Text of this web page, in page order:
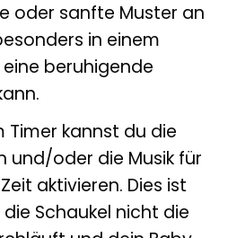
oder sanfte Muster an
in einem
beruhigende
Timer kannst du die
und/oder die Musik für
aktivieren. Dies ist
Schaukel nicht die